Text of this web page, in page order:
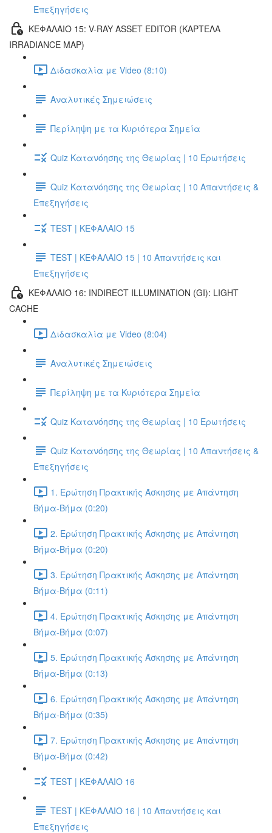
Επεξηγήσεις
ΚΕΦΑΛΑΙΟ 15: V-RAY ASSET EDITOR (ΚΑΡΤΕΛΑ
IRRADIANCE MAP)
Διδασκαλία με Video (8:10)
Αναλυτικές Σημειώσεις
Περίληψη με τα Κυριότερα Σημεία
Quiz Κατανόησης της Θεωρίας | 10 Ερωτήσεις
Quiz Κατανόησης της Θεωρίας | 10 Απαντήσεις &
Επεξηγήσεις
TEST | ΚΕΦΑΛΑΙΟ 15
TEST | ΚΕΦΑΛΑΙΟ 15 | 10 Απαντήσεις και
Επεξηγήσεις
ΚΕΦΑΛΑΙΟ 16: INDIRECT ILLUMINATION (GI): LIGHT
CACHE
Διδασκαλία με Video (8:04)
Αναλυτικές Σημειώσεις
Περίληψη με τα Κυριότερα Σημεία
Quiz Κατανόησης της Θεωρίας | 10 Ερωτήσεις
Quiz Κατανόησης της Θεωρίας | 10 Απαντήσεις &
Επεξηγήσεις
1. Ερώτηση Πρακτικής Άσκησης με Απάντηση
Βήμα-Βήμα (0:20)
2. Ερώτηση Πρακτικής Άσκησης με Απάντηση
Βήμα-Βήμα (0:20)
3. Ερώτηση Πρακτικής Άσκησης με Απάντηση
Βήμα-Βήμα (0:11)
4. Ερώτηση Πρακτικής Άσκησης με Απάντηση
Βήμα-Βήμα (0:07)
5. Ερώτηση Πρακτικής Άσκησης με Απάντηση
Βήμα-Βήμα (0:13)
6. Ερώτηση Πρακτικής Άσκησης με Απάντηση
Βήμα-Βήμα (0:35)
7. Ερώτηση Πρακτικής Άσκησης με Απάντηση
Βήμα-Βήμα (0:42)
TEST | ΚΕΦΑΛΑΙΟ 16
TEST | ΚΕΦΑΛΑΙΟ 16 | 10 Απαντήσεις και
Επεξηγήσεις